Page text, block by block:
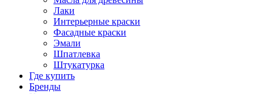
Лаки
Интерьерные краски
Фасадные краски
Эмали
Шпатлевка
Штукатурка
Где купить
Бренды